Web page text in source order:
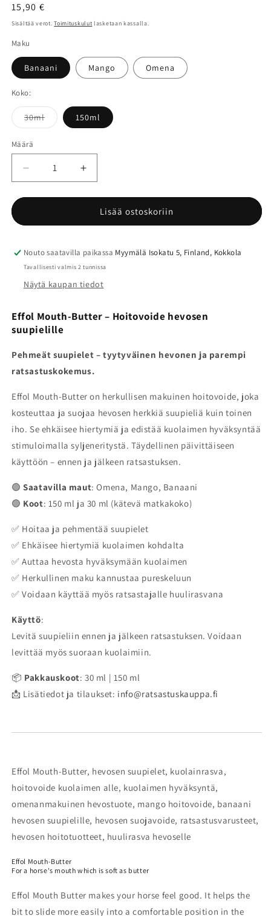
Normaalihinta
15,90 €
Sisältää verot.Toimituskulut lasketaan kassalla.
Maku
Banaani Mango Omena
Koko:
30mlVersio
on
150ml
Määrä
Määrä
Vähennä
tuotteen
Effol
Butter
suupielille
määrää
Lisää
tuotteen
Effol
Mouth-
Butter
suupielille
määrää
Lisää ostoskoriin
Nouto saatavilla paikassa Myymälä Isokatu 5, Finland, Kokkola
Tavallisesti valmis 2 tunnissa
Näytä kaupan tiedot
Effol Mouth-Butter – Hoitovoide hevosen
suupielille
Pehmeät suupielet – tyytyväinen hevonen ja parempi
ratsastuskokemus.
Effol Mouth-Butter on herkullisen makuinen hoitovoide, joka
kosteuttaa ja suojaa hevosen herkkiä suupieliä kuin toinen
iho. Se ehkäisee hiertymiä ja edistää kuolaimen hyväksyntää
stimuloimalla syljeneritystä. Täydellinen päivittäiseen
käyttöön – ennen ja jälkeen ratsastuksen.
🟢Saatavilla maut: Omena, Mango, Banaani
🟢 Koot: 150 ml ja 30 ml (kätevä matkakoko)
✅ Hoitaa ja pehmentää suupielet
✅ Ehkäisee hiertymiä kuolaimen kohdalta
✅ Auttaa hevosta hyväksymään kuolaimen
✅ Herkullinen maku kannustaa pureskeluun
✅ Voidaan käyttää myös ratsastajalle huulirasvana
Käyttö:
Levitä suupieliin ennen ja jälkeen ratsastuksen. Voidaan
levittää myös suoraan kuolaimiin.
📦 Pakkauskoot: 30 ml | 150 ml
📩 Lisätiedot ja tilaukset: info@ratsastuskauppa.fi
Effol Mouth-Butter, hevosen suupielet, kuolainrasva,
hoitovoide kuolaimen alle, kuolaimen hyväksyntä,
omenanmakuinen hevostuote, mango hoitovoide, banaani
hevosen suupielille, hevosen suojavoide, ratsastusvarusteet,
hevosen hoitotuotteet, huulirasva hevoselle
Effol Mouth-Butter
For a horse's mouth which is soft as butter
Effol Mouth Butter makes your horse feel good. It helps the
bit to slide more easily into a comfortable position in the